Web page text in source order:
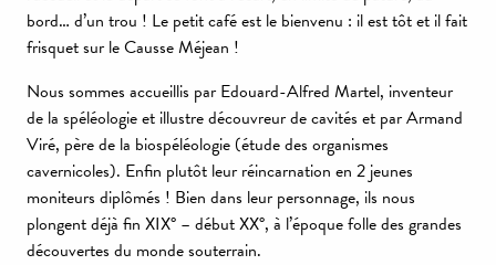
bord… d’un trou ! Le petit café est le bienvenu : il est tôt et il fait
frisquet sur le Causse Méjean !
Nous sommes accueillis par Edouard-Alfred Martel, inventeur
de la spéléologie et illustre découvreur de cavités et par Armand
Viré, père de la biospéléologie (étude des organismes
cavernicoles). Enfin plutôt leur réincarnation en 2 jeunes
moniteurs diplômés ! Bien dans leur personnage, ils nous
plongent déjà fin XIX° – début XX°, à l’époque folle des grandes
découvertes du monde souterrain.